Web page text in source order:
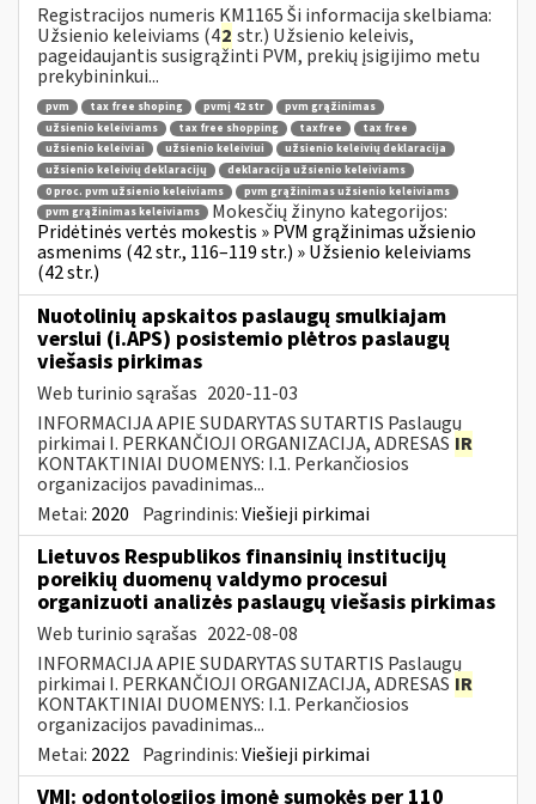
Registracijos numeris KM1165 Ši informacija skelbiama:
Užsienio keleiviams (42 str.) Užsienio keleivis,
pageidaujantis susigrąžinti PVM, prekių įsigijimo metu
prekybininkui...
pvm tax free shoping pvmį 42 str
pvm grąžinimas
užsienio keleiviams
tax free shopping taxfree
tax free
užsienio keleiviai
užsienio keleiviui
užsienio keleivių deklaracija
užsienio keleivių deklaracijų
deklaracija užsienio keleiviams
0 proc. pvm užsienio keleiviams
pvm grąžinimas užsienio keleiviams
pvm grąžinimas keleiviams
Mokesčių žinyno kategorijos:
Pridėtinės vertės mokestis » PVM grąžinimas užsienio
asmenims (42 str., 116–119 str.) » Užsienio keleiviams
(42 str.)
Nuotolinių apskaitos paslaugų smulkiajam
verslui (i.APS) posistemio plėtros paslaugų
viešasis pirkimas
Web turinio sąrašas 2020-11-03
INFORMACIJA APIE SUDARYTAS SUTARTIS Paslaugų
pirkimai I. PERKANČIOJI ORGANIZACIJA, ADRESAS IR
KONTAKTINIAI DUOMENYS: I.1. Perkančiosios
organizacijos pavadinimas...
Metai: 2020 Pagrindinis:Viešieji pirkimai
Lietuvos Respublikos finansinių institucijų
poreikių duomenų valdymo procesui
organizuoti analizės paslaugų viešasis pirkimas
Web turinio sąrašas 2022-08-08
INFORMACIJA APIE SUDARYTAS SUTARTIS Paslaugų
pirkimai I. PERKANČIOJI ORGANIZACIJA, ADRESAS IR
KONTAKTINIAI DUOMENYS: I.1. Perkančiosios
organizacijos pavadinimas...
Metai: 2022 Pagrindinis:Viešieji pirkimai
VMI: odontologijos įmonė sumokės per 110